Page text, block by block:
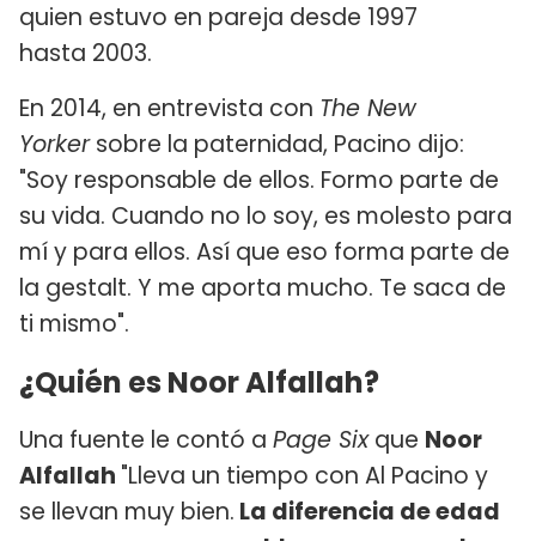
quien estuvo en pareja desde 1997
hasta 2003.
En 2014, en entrevista con The New
Yorkersobre la paternidad, Pacino dijo:
"Soy responsable de ellos. Formo parte de
su vida. Cuando no lo soy, es molesto para
mí y para ellos. Así que eso forma parte de
la gestalt. Y me aporta mucho. Te saca de
ti mismo".
¿Quién es Noor Alfallah?
Una fuente le contó a Page Sixque Noor
Alfallah "Lleva un tiempo con Al Pacino y
se llevan muy bien. La diferencia de edad